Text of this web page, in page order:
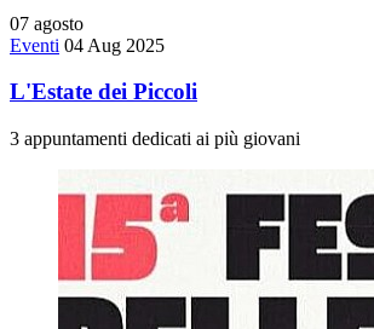
07 agosto
Eventi 04 Aug 2025
L'Estate dei Piccoli
3 appuntamenti dedicati ai più giovani